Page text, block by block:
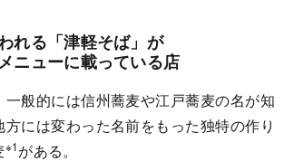
れる「津軽そば」が
ニューに載っている店
般的には信州蕎麦や江戸蕎麦の名が知
方には変わった名前をもった独特の作り
※1がある。